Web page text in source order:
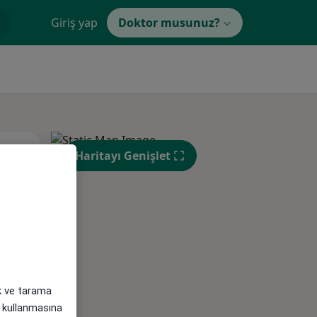
Giriş yap Doktor musunuz?
Sal,
11 Ağustos
Çar,
12 Ağustos
Haritayı Genişlet
ve tarama